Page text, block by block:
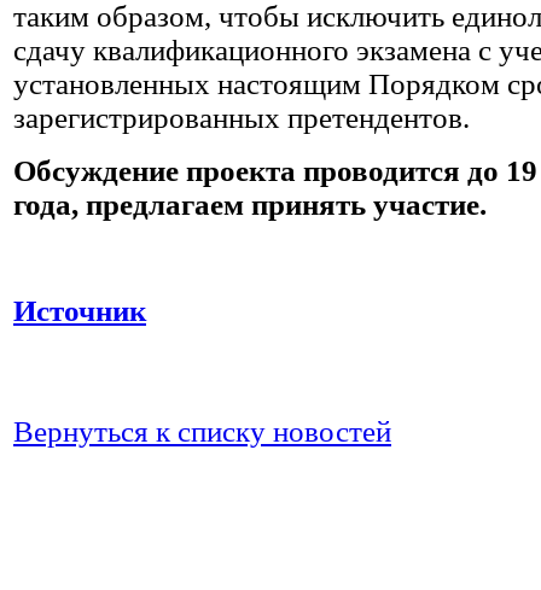
таким образом, чтобы исключить
сдачу квалификационного экзамена с
установленных настоящим Порядком
зарегистрированных претендентов.
Обсуждение проекта проводится до
года, предлагаем принять участие.
Источник
Вернуться к списку новостей